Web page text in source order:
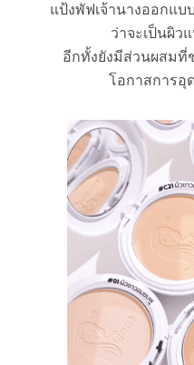
แป้งพัฟเจ้านางออกแ
ว่าจะเป็นผิว
อีกทั้งยังมีส่วนผสมที่
โอกาสการอุ